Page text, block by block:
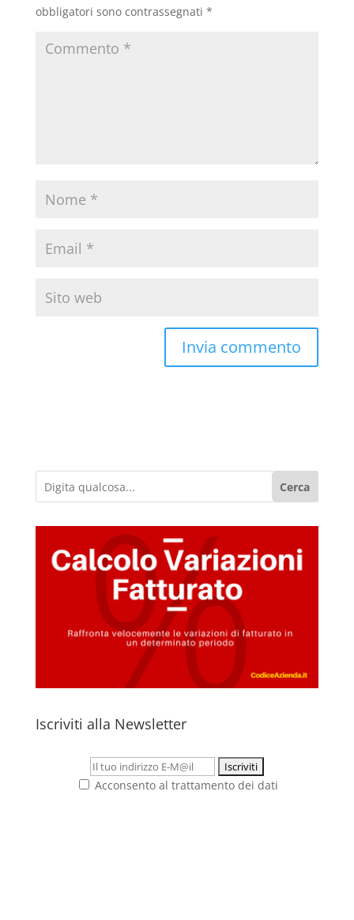
obbligatori sono contrassegnati *
Cerca
Iscriviti alla Newsletter
Acconsento al trattamento dei dati